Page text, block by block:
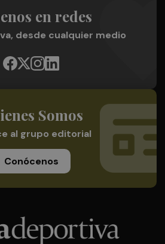
en redes
desde cualquier medio
Somos
al grupo editorial
Conócenos